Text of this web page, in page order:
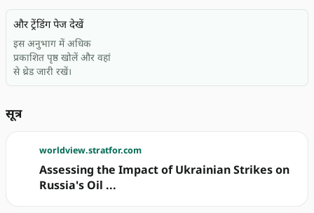
और ट्रेंडिंग पेज देखें
इस अनुभाग में अधिक
प्रकाशित पृष्ठ खोलें और वहां
से थ्रेड जारी रखें।
सूत्र
worldview.stratfor.com
Assessing the Impact of Ukrainian Strikes on
Russia's Oil ...